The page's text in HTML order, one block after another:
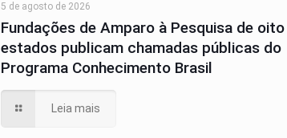
5 de agosto de 2026
Fundações de Amparo à Pesquisa de oito
estados publicam chamadas públicas do
Programa Conhecimento Brasil
Leia mais